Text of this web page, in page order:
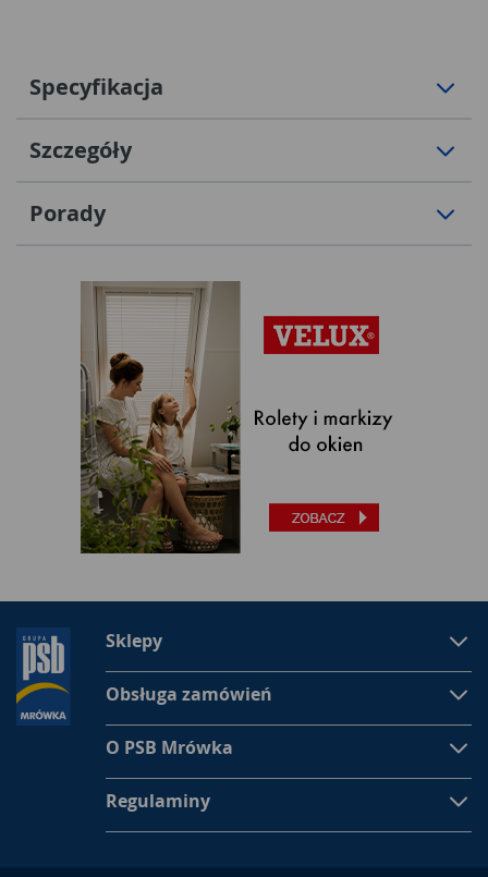
Specyfikacja
Szczegóły
Porady
Sklepy
Obsługa zamówień
O PSB Mrówka
Regulaminy